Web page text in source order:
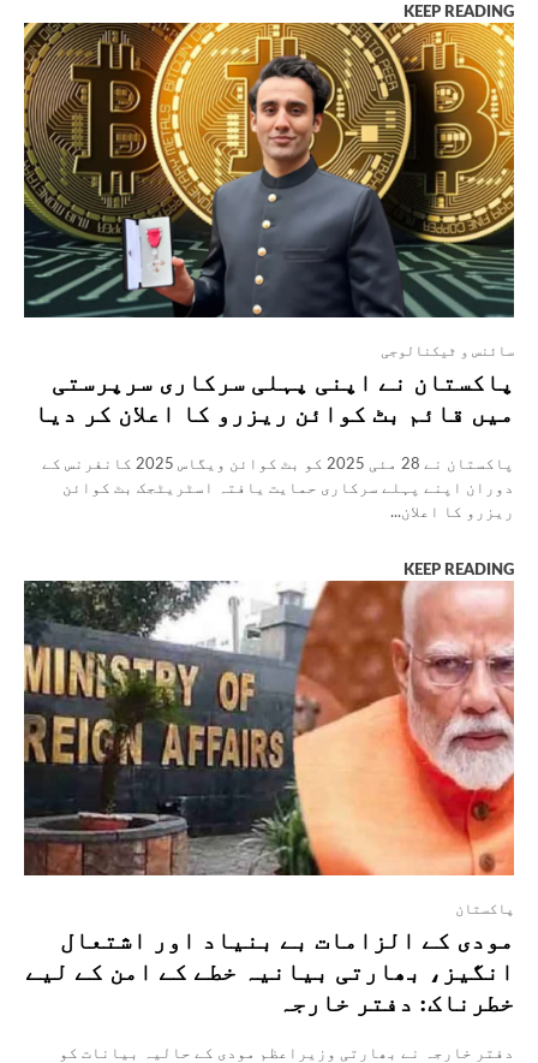
KEEP READING
سائنس و ٹیکنالوجی
پاکستان نے اپنی پہلی سرکاری سرپرستی
میں قائم بٹ کوائن ریزرو کا اعلان کر دیا
پاکستان نے 28 مئی 2025 کو بٹ کوائن ویگاس 2025 کانفرنس کے
دوران اپنے پہلے سرکاری حمایت یافتہ اسٹریٹجک بٹ کوائن
ریزرو کا اعلان...
KEEP READING
پاکستان
مودی کے الزامات بے بنیاد اور اشتعال
انگیز، بھارتی بیانیہ خطے کے امن کے لیے
خطرناک: دفتر خارجہ
دفتر خارجہ نے بھارتی وزیراعظم مودی کے حالیہ بیانات کو